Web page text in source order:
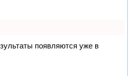
появляются уже в